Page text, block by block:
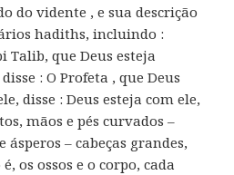
do vidente , e sua descrição
hadiths, incluindo :
que Deus esteja
: O Profeta , que Deus
disse : Deus esteja com ele,
mãos e pés curvados –
ásperos – cabeças grandes,
os ossos e o corpo, cada